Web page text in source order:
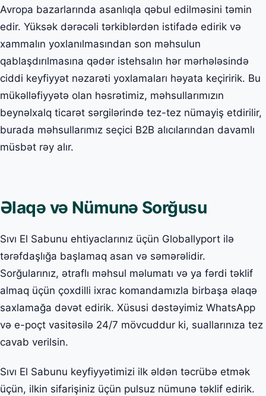
Avropa bazarlarında asanlıqla qəbul edilməsini təmin
edir. Yüksək dərəcəli tərkiblərdən istifadə edirik və
xammalın yoxlanılmasından son məhsulun
qablaşdırılmasına qədər istehsalın hər mərhələsində
ciddi keyfiyyət nəzarəti yoxlamaları həyata keçiririk. Bu
mükəlləfiyyətə olan həsrətimiz, məhsullarımızın
beynəlxalq ticarət sərgilərində tez-tez nümayiş etdirilir,
burada məhsullarımız seçici B2B alıcılarından davamlı
müsbət rəy alır.
Əlaqə və Nümunə Sorğusu
Sıvı El Sabunu ehtiyaclarınız üçün Globallyport ilə
tərəfdaşlığa başlamaq asan və səmərəlidir.
Sorğularınız, ətraflı məhsul məlumatı və ya fərdi təklif
almaq üçün çoxdilli ixrac komandamızla birbaşa əlaqə
saxlamağa dəvət edirik. Xüsusi dəstəyimiz WhatsApp
və e-poçt vasitəsilə 24/7 mövcuddur ki, suallarınıza tez
cavab verilsin.
Sıvı El Sabunu keyfiyyətimizi ilk əldən təcrübə etmək
üçün, ilkin sifarişiniz üçün pulsuz nümunə təklif edirik.